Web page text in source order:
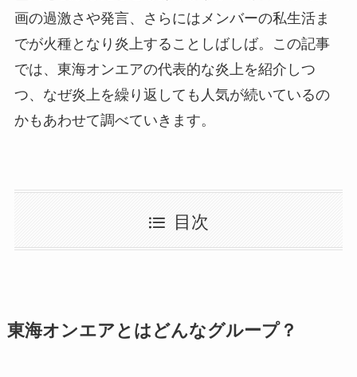
画の過激さや発言、さらにはメンバーの私生活ま
でが火種となり炎上することしばしば。この記事
では、東海オンエアの代表的な炎上を紹介しつ
つ、なぜ炎上を繰り返しても人気が続いているの
かもあわせて調べていきます。
目次
東海オンエアとはどんなグループ？